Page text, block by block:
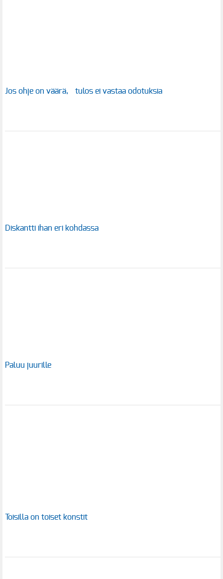
Jos ohje on väärä, tulos ei vastaa odotuksia
Diskantti ihan eri kohdassa
Paluu juurille
Toisilla on toiset konstit